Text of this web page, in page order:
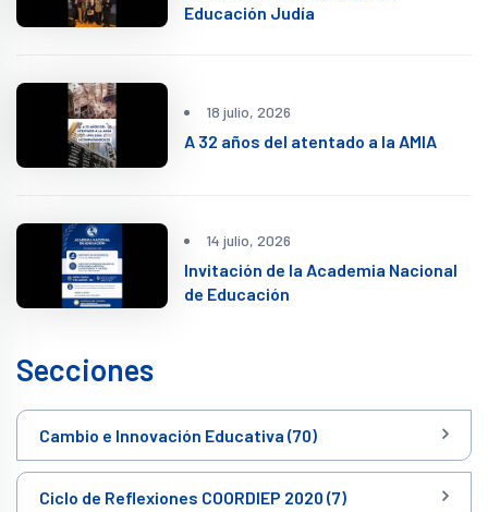
Educación Judía
18 julio, 2026
A 32 años del atentado a la AMIA
14 julio, 2026
Invitación de la Academia Nacional
de Educación
Secciones
Cambio e Innovación Educativa (70)
Ciclo de Reflexiones COORDIEP 2020 (7)